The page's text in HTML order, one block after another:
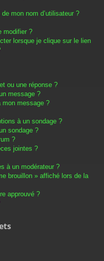
mon nom d’utilisateur ?
modifier ?
lorsque je clique sur le lien
ou une réponse ?
message ?
mon message ?
à un sondage ?
sondage ?
?
jointes ?
à un modérateur ?
brouillon » affiché lors de la
approuvé ?